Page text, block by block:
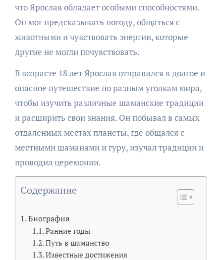
что Ярослав обладает особыми способностями.
Он мог предсказывать погоду, общаться с
животными и чувствовать энергии, которые
другие не могли почувствовать.
В возрасте 18 лет Ярослав отправился в долгое и
опасное путешествие по разным уголкам мира,
чтобы изучить различные шаманские традиции
и расширить свои знания. Он побывал в самых
отдаленных местах планеты, где общался с
местными шаманами и гуру, изучал традиции и
проводил церемонии.
Содержание
Биография
Ранние годы
Путь в шаманство
Известные достижения